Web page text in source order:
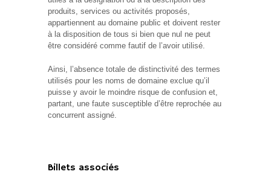
produits, services ou activités proposés,
appartiennent au domaine public et doivent rester
à la disposition de tous si bien que nul ne peut
être considéré comme fautif de l’avoir utilisé.
Ainsi, l’absence totale de distinctivité des termes
utilisés pour les noms de domaine exclue qu’il
puisse y avoir le moindre risque de confusion et,
partant, une faute susceptible d’être reprochée au
concurrent assigné.
Billets associés